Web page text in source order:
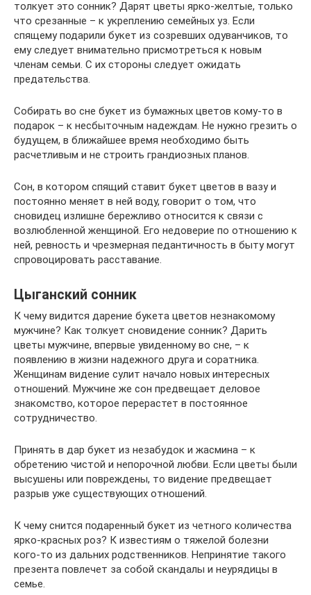
толкует это сонник? Дарят цветы ярко-желтые, только
что срезанные – к укреплению семейных уз. Если
спящему подарили букет из созревших одуванчиков, то
ему следует внимательно присмотреться к новым
членам семьи. С их стороны следует ожидать
предательства.
Собирать во сне букет из бумажных цветов кому-то в
подарок – к несбыточным надеждам. Не нужно грезить о
будущем, в ближайшее время необходимо быть
расчетливым и не строить грандиозных планов.
Сон, в котором спящий ставит букет цветов в вазу и
постоянно меняет в ней воду, говорит о том, что
сновидец излишне бережливо относится к связи с
возлюбленной женщиной. Его недоверие по отношению к
ней, ревность и чрезмерная педантичность в быту могут
спровоцировать расставание.
Цыганский сонник
К чему видится дарение букета цветов незнакомому
мужчине? Как толкует сновидение сонник? Дарить
цветы мужчине, впервые увиденному во сне, – к
появлению в жизни надежного друга и соратника.
Женщинам видение сулит начало новых интересных
отношений. Мужчине же сон предвещает деловое
знакомство, которое перерастет в постоянное
сотрудничество.
Принять в дар букет из незабудок и жасмина – к
обретению чистой и непорочной любви. Если цветы были
высушены или повреждены, то видение предвещает
разрыв уже существующих отношений.
К чему снится подаренный букет из четного количества
ярко-красных роз? К известиям о тяжелой болезни
кого-то из дальних родственников. Непринятие такого
презента повлечет за собой скандалы и неурядицы в
семье.